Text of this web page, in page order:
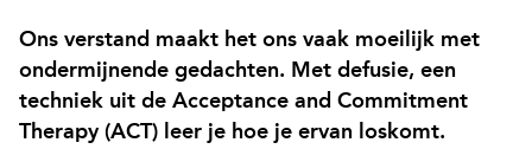
Ons verstand maakt het ons vaak moeilijk met
ondermijnende gedachten. Met defusie, een
techniek uit de Acceptance and Commitment
Therapy (ACT) leer je hoe je ervan loskomt.